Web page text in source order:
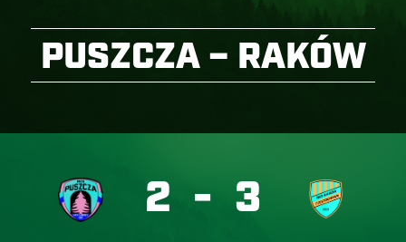
PUSZCZA – RAKÓW
2 - 3